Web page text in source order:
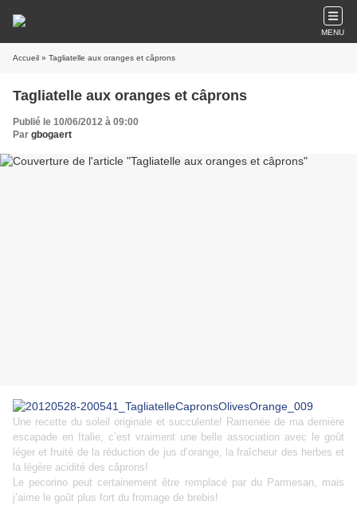
MENU
Accueil » Tagliatelle aux oranges et câprons
Tagliatelle aux oranges et câprons
Publié le 10/06/2012 à 09:00
Par gbogaert
Une recette du soleil originale et succulente! Ramenée de ma dernière
escapade en Italie, c’est vraiment une belle association avec le goût
léger et fruité de la réduction de jus d’orange, la fraîcheur des herbes et
la légère acidité des câprons!
Le pecorino peut certainement être remplacé par du Parmesan, mais
j’aime le goût plus fort du fromage de brebis!